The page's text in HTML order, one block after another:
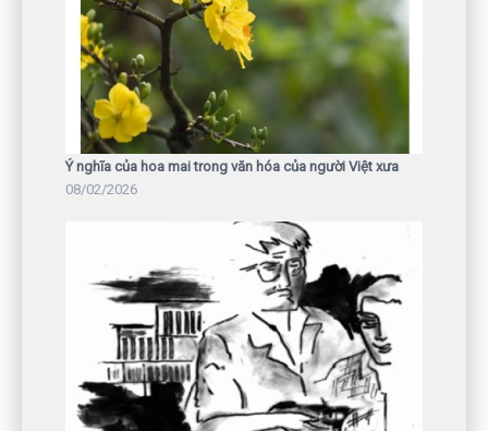
Ý nghĩa của hoa mai trong văn hóa của người Việt xưa
08/02/2026